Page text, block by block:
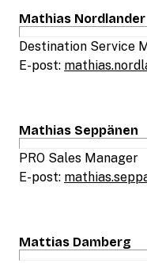
Mathias Nordlander
Destination Service
E-post:
Mathias Seppänen
PRO Sales Manager
E-post:
Mattias Damberg